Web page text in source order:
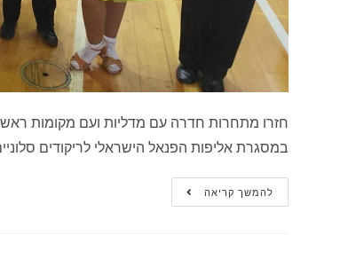
במסגרת אליפות הפנאל הישראלי לריקודים
להמשך קריאה